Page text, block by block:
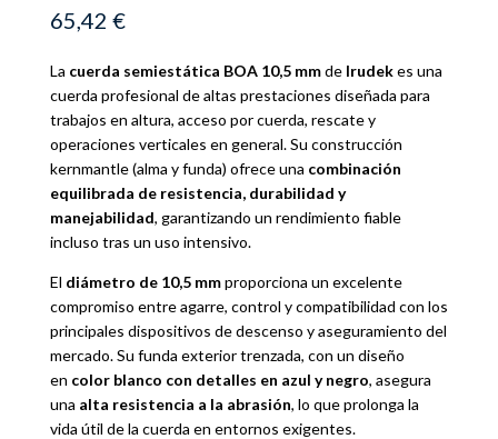
65,42 €
La cuerda semiestática BOA 10,5 mmde Irudekes una
cuerda profesional de altas prestaciones diseñada para
trabajos en altura, acceso por cuerda, rescate y
operaciones verticales en general. Su construcción
kernmantle (alma y funda) ofrece una combinación
equilibrada de resistencia, durabilidad y
manejabilidad, garantizando un rendimiento fiable
incluso tras un uso intensivo.
El diámetro de 10,5 mmproporciona un excelente
compromiso entre agarre, control y compatibilidad con los
principales dispositivos de descenso y aseguramiento del
mercado. Su funda exterior trenzada, con un diseño
en color blanco con detalles en azul y negro, asegura
una alta resistencia a la abrasión, lo que prolonga la
vida útil de la cuerda en entornos exigentes.